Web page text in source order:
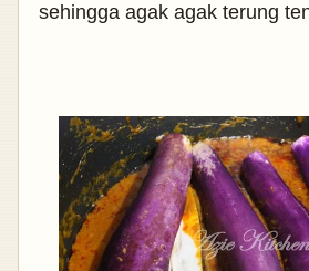
sehingga agak agak terung